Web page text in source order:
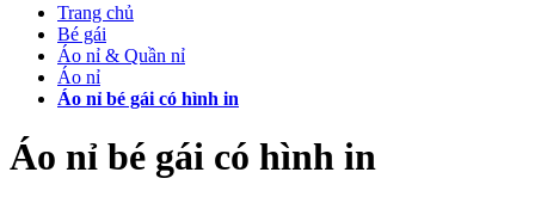
Trang chủ
Bé gái
Áo nỉ & Quần nỉ
Áo nỉ
Áo nỉ bé gái có hình in
Áo nỉ bé gái có hình in